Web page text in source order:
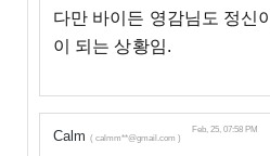
다만 바이든 영감님도 정신
이 되는 상황임.
Calm ( calmm**@gmail.com )
Feb, 25, 07:58 PM